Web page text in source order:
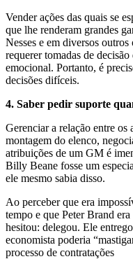
Vender ações das quais se
que lhe renderam grandes
Nesses e em diversos
requerer tomadas de
emocional. Portanto, é
decisões difíceis.
4. Saber pedir suporte
Gerenciar a relação entre os
montagem do elenco,
atribuições de um GM é
Billy Beane fosse um
ele mesmo sabia disso.
Ao perceber que era
tempo e que Peter Brand
hesitou: delegou. Ele
economista poderia
processo de contratações